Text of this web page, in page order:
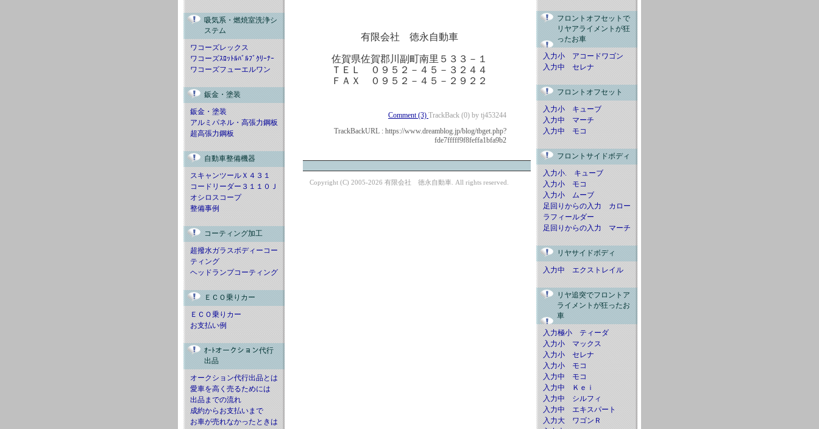
吸気系・燃焼室洗浄シ
ステム
ワコーズレックス
ワコーズｽﾛｯﾄﾙﾊﾞﾙﾌﾞｸﾘｰﾅｰ
ワコーズフューエルワン
鈑金・塗装
鈑金・塗装
アルミパネル・高張力鋼板
超高張力鋼板
自動車整備機器
スキャンツールＸ４３１
コードリーダー３１１０Ｊ
オシロスコープ
整備事例
コーティング加工
超撥水ガラスボディーコー
ティング
ヘッドランプコーティング
ＥＣＯ乗りカー
ＥＣＯ乗りカー
お支払い例
ｵｰﾄオークション代行
出品
オークション代行出品とは
愛車を高く売るためには
出品までの流れ
成約からお支払いまで
お車が売れなかったときは
有限会社 徳永自動車
佐賀県佐賀郡川副町南里５３３－１
ＴＥＬ ０９５２－４５－３２４４
ＦＡＸ ０９５２－４５－２９２２
Comment (3) TrackBack (0) by tj453244
TrackBackURL : https://www.dreamblog.jp/blog/tbget.php?
fde7fffff9f8feffa1bfa9b2
Copyright (C) 2005-2026 有限会社 徳永自動車. All rights reserved.
フロントオフセットで
リヤアライメントが狂
ったお車
入力小 アコードワゴン
入力中 セレナ
フロントオフセット
入力小 キューブ
入力中 マーチ
入力中 モコ
フロントサイドボディ
入力小. キューブ
入力小 モコ
入力小 ムーブ
足回りからの入力 カロー
ラフィールダー
足回りからの入力 マーチ
リヤサイドボディ
入力中 エクストレイル
リヤ追突でフロントア
ライメントが狂ったお
車
入力極小 ティーダ
入力小 マックス
入力小 セレナ
入力小 モコ
入力中 モコ
入力中 Ｋｅｉ
入力中 シルフィ
入力中 エキスパート
入力大 ワゴンＲ